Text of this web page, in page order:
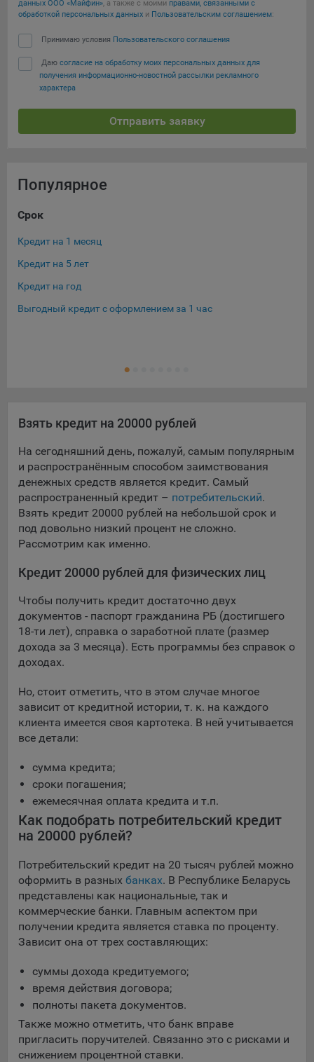
конфиденциальности Яндекс.
предоставляемый компанией Google, Inc. Адрес: Google,
Google Data Protection Office, 1600 Amphitheatre Pkwy,
Mountain View, CA 94043, USA.Политика
конфиденциальности Google.
Matomo — это система веб-аналитики, которая позволяет
следит за доступностью сервисов, предоставляемых
Пиксель VK Рекламы - сервис позволяет показывать
посещали сайт.
проспект, д. 39, стр. 79, БЦ «SkyLight».
выбора (например, языкового). Техническая аналитика
технолоджи», 220069 г. Минск, пр-т Дзержинского, д.3Б,
Рекламные Cookie
Отключение рекламных cookie-файлы не позволит
принимать меры по совершенствованию работы
Сайта, исходя из предпочтений пользователя, а также
осуществлять подбор рекламы, иных рекламных
назначению для каждого конкретного пользователя.
Компании, которым мы поручаем обработку данных для
данной цели:
Яндекса рекламная сеть (Yandex Mobile Ads, ADFOX) -
сервис показа контекстной рекламы. Адрес: Yandex
Europe AG, Werftestrasse 4, CH-6005 Luzern, Switzerland.
Google Ads - сервис показа контекстной рекламы,
предоставляемый компанией Google Ireland Ltd, Gordon
House Barrow Street Dublin 4, D04E5W5 Ireland.
Сохранить мои изменения
данных ООО «Майфин», а также с моими правами, связанными с
обработкой персональных данных и Пользовательским соглашением:
Принимаю условия Пользовательского соглашения
Даю согласие на обработку моих персональных данных для
получения информационно-новостной рассылки рекламного
характера
Отправить заявку
Популярное
Срок
Кредит на 1 месяц
Кредит на 5 лет
Кредит на год
Выгодный кредит с оформлением за 1 час
Взять кредит на 20000 рублей
На сегодняшний день, пожалуй, самым популярным
и распространённым способом заимствования
денежных средств является кредит. Самый
распространенный кредит – потребительский.
Взять кредит 20000 рублей на небольшой срок и
под довольно низкий процент не сложно.
Рассмотрим как именно.
Кредит 20000 рублей для физических лиц
Чтобы получить кредит достаточно двух
документов - паспорт гражданина РБ (достигшего
18-ти лет), справка о заработной плате (размер
дохода за 3 месяца). Есть программы без справок о
доходах.
Но, стоит отметить, что в этом случае многое
зависит от кредитной истории, т. к. на каждого
клиента имеется своя картотека. В ней учитывается
все детали:
сумма кредита;
сроки погашения;
ежемесячная оплата кредита и т.п.
Как подобрать потребительский кредит
на 20000 рублей?
Потребительский кредит на 20 тысяч рублей можно
оформить в разных банках. В Республике Беларусь
представлены как национальные, так и
коммерческие банки. Главным аспектом при
получении кредита является ставка по проценту.
Зависит она от трех составляющих:
суммы дохода кредитуемого;
время действия договора;
полноты пакета документов.
Также можно отметить, что банк вправе
пригласить поручителей. Связанно это с рисками и
снижением процентной ставки.